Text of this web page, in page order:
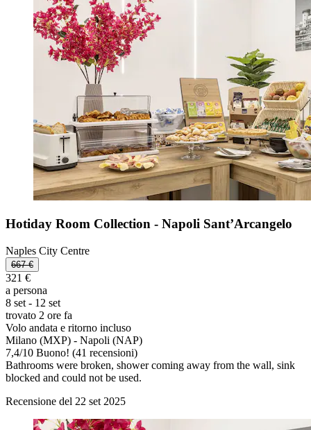
Hotiday Room Collection - Napoli Sant’Arcangelo
Naples City Centre
667 €
321 €
a persona
8 set - 12 set
trovato 2 ore fa
Volo andata e ritorno incluso
Milano (MXP) - Napoli (NAP)
7,4/10 Buono! (41 recensioni)
Bathrooms were broken, shower coming away from the wall, sink
blocked and could not be used.
Recensione del 22 set 2025